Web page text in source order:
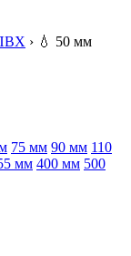
› 💧 50 мм
75 мм 90 мм 110
мм 400 мм 500